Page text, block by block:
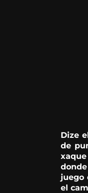
Dize
de
juego
el